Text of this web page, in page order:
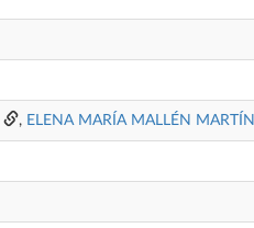
, ELENA MARÍA MALLÉN MARTÍN